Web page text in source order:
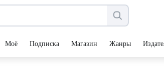
Моё Подписка Магазин Жанры